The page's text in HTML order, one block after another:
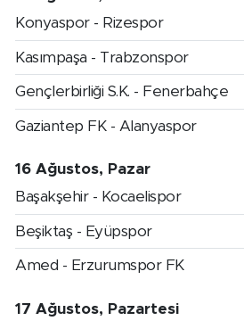
Konyaspor - Rizespor
Kasımpaşa - Trabzonspor
Gençlerbirliği S.K. - Fenerbahçe
Gaziantep FK - Alanyaspor
16 Ağustos, Pazar
Başakşehir - Kocaelispor
Beşiktaş - Eyüpspor
Amed - Erzurumspor FK
17 Ağustos, Pazartesi